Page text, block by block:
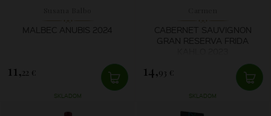
MALBEC ANUBIS 2024
11,22 €
SKLADOM
CABERNET SAUVIGNON
GRAN RESERVA FRIDA
14,93 €
SKLADOM